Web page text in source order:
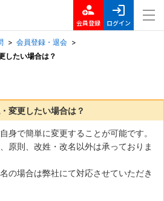
会員登録 ログイン
> 会員登録・退会 >
したい場合は？
変更したい場合は？
身で簡単に変更することが可能です。
原則、改姓・改名以外は承っておりま
の場合は弊社にて対応させていただき